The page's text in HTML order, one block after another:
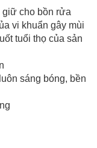
giữ cho bồn rửa
vi khuẩn gây mùi
tuổi thọ của sản
sáng bóng, bền